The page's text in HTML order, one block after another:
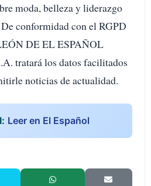
moda, belleza y liderazgo
conformidad con el RGPD
DE EL ESPAÑOL
tratará los datos facilitados
noticias de actualidad.
Leer en El Español